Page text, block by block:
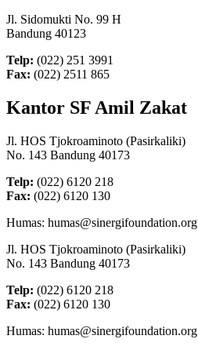
Jl. Sidomukti No. 99 H
Bandung 40123
Telp: (022) 251 3991
Fax: (022) 2511 865
Kantor SF Amil Zakat
Jl. HOS Tjokroaminoto (Pasirkaliki)
No. 143 Bandung 40173
Telp: (022) 6120 218
Fax: (022) 6120 130
Humas: humas@sinergifoundation.org
Jl. HOS Tjokroaminoto (Pasirkaliki)
No. 143 Bandung 40173
Telp: (022) 6120 218
Fax: (022) 6120 130
Humas: humas@sinergifoundation.org